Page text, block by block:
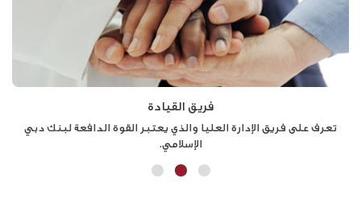
فريق القيادة
تعرف على فريق الإدارة العليا والذي يعتبر القوة الدافعة لبنك دبي
الإسلامي.